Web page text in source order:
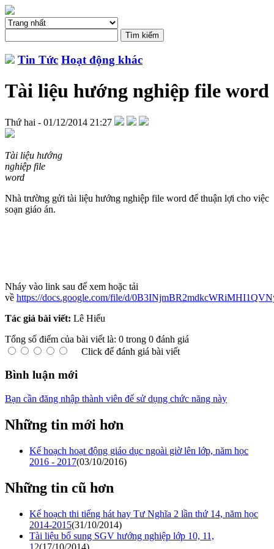
Tin Tức Hoạt động khác
Tài liệu hướng nghiệp file word
Thứ hai - 01/12/2014 21:27
Tài liệu hướng
nghiệp file
word
Nhà trường gửi tài liệu hướng nghiệp file word để thuận lợi cho việc
soạn giáo án.
Nháy vào link sau để xem hoặc tải
về https://docs.google.com/file/d/
Tác giả bài viết: Lê Hiếu
Tổng số điểm của bài viết là: 0 trong 0 đánh giá
Click để đánh giá bài viết
Bình luận mới
Bạn cần đăng nhập thành viên để sử dụng chức năng này
Những tin mới hơn
Kế hoạch hoạt động giáo dục ngoài giờ lên lớp, năm học
2016 - 2017(03/10/2016)
Những tin cũ hơn
Kế hoạch thi tiếng hát hay Tư Nghĩa 2 lần thứ 14, năm học
2014-2015(31/10/2014)
Tài liệu bổ sung SGV hướng nghiệp lớp 10, 11,
12(17/10/2014)